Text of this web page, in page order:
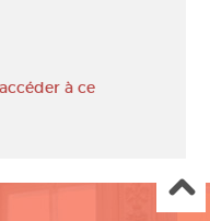
à ce